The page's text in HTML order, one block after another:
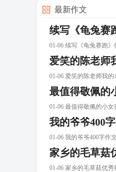
最新作文
续写《龟兔赛
01-06 续写《龟兔赛跑
爱笑的陈老师
01-06 爱笑的陈老师我
最值得敬佩的
01-06 最值得敬佩的小
我的爷爷400字
01-06 我的爷爷400字作文
家乡的毛草菇
01-06 家乡的毛草菇优